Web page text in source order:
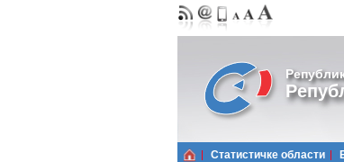
Статистичке области